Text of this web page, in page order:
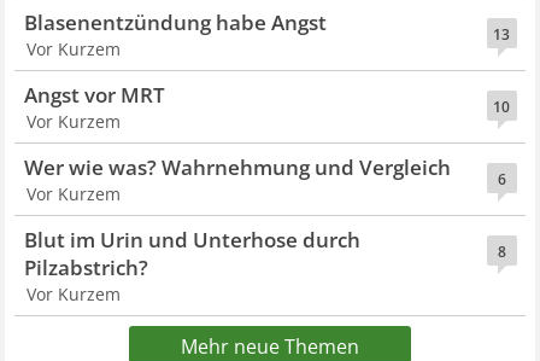
13
Blasenentzündung habe Angst
Vor Kurzem
10
Angst vor MRT
Vor Kurzem
6
Wer wie was? Wahrnehmung und Vergleich
Vor Kurzem
8
Blut im Urin und Unterhose durch
Pilzabstrich?
Vor Kurzem
Mehr neue Themen